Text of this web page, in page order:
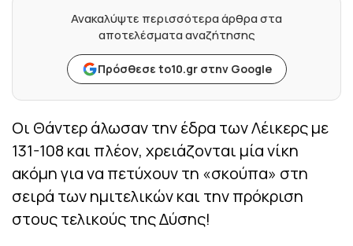
Ανακαλύψτε περισσότερα άρθρα στα
αποτελέσματα αναζήτησης
Πρόσθεσε to10.gr στην Google
Οι Θάντερ άλωσαν την έδρα των Λέικερς με
131-108 και πλέον, χρειάζονται μία νίκη
ακόμη για να πετύχουν τη «σκούπα» στη
σειρά των ημιτελικών και την πρόκριση
στους τελικούς της Δύσης!